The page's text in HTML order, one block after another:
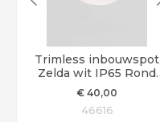
Trimless inbouwspot
Zelda wit IP65 Rond
GU10
€ 40,00
46616